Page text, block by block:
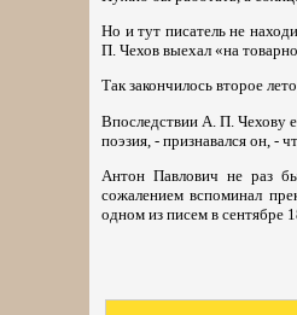
Но и тут писатель не
П. Чехов выехал «на
Так закончилось второе
Впоследствии А. П. Чехову
поэзия, - признавался он, -
Антон Павлович не раз
сожалением вспоминал
одном из писем в сентябре